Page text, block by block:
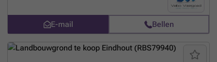
E-mail Bellen